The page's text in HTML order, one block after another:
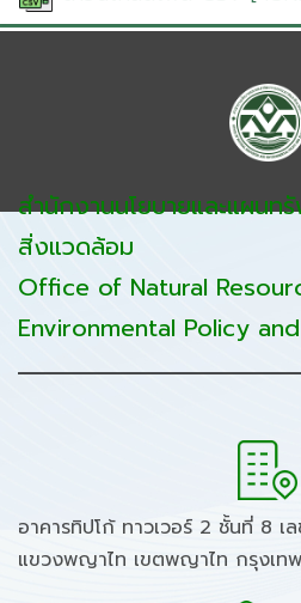
สำนักงานนโยบายและแผนท
สิ่งแวดล้อม
Office of Natural
Environmental Policy
อาคารทิปโก้ ทาวเวอร์ 2 ชั้นที่ 8 เ
แขวงพญาไท เขตพญาไท กรุงเท